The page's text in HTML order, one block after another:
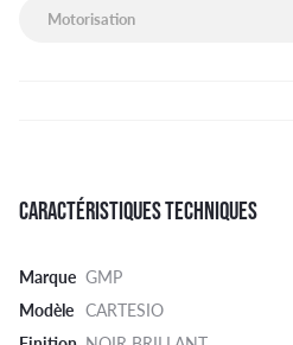
CARACTÉRISTIQUES TECHNIQUES
Marque GMP
Modèle CARTESIO